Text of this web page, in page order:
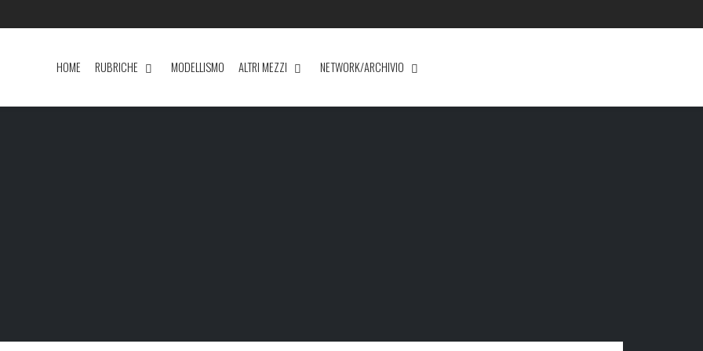
HOME RUBRICHE MODELLISMO ALTRI MEZZI NETWORK/ARCHIVIO